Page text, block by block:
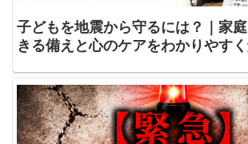
子どもを地震から守るには？｜家
きる備えと心のケアをわかりやす